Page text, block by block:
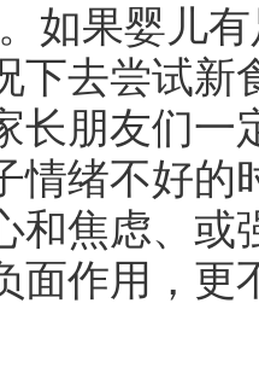
如果婴儿
下去尝试新
长朋友们一
情绪不好的
和焦虑、或
面作用，更